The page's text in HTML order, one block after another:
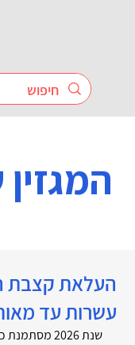
עשרות עד
שנת 2026